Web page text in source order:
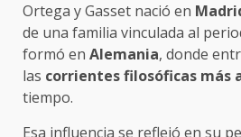
Ortega y Gasset nació en
de una familia vinculada al
formó en Alemania, donde
las corrientes filosóficas más
tiempo.
Esa influencia se reflejó en su